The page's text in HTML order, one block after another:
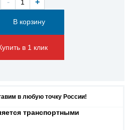
- +
в 1 клик
в любую точку России!
транспортными